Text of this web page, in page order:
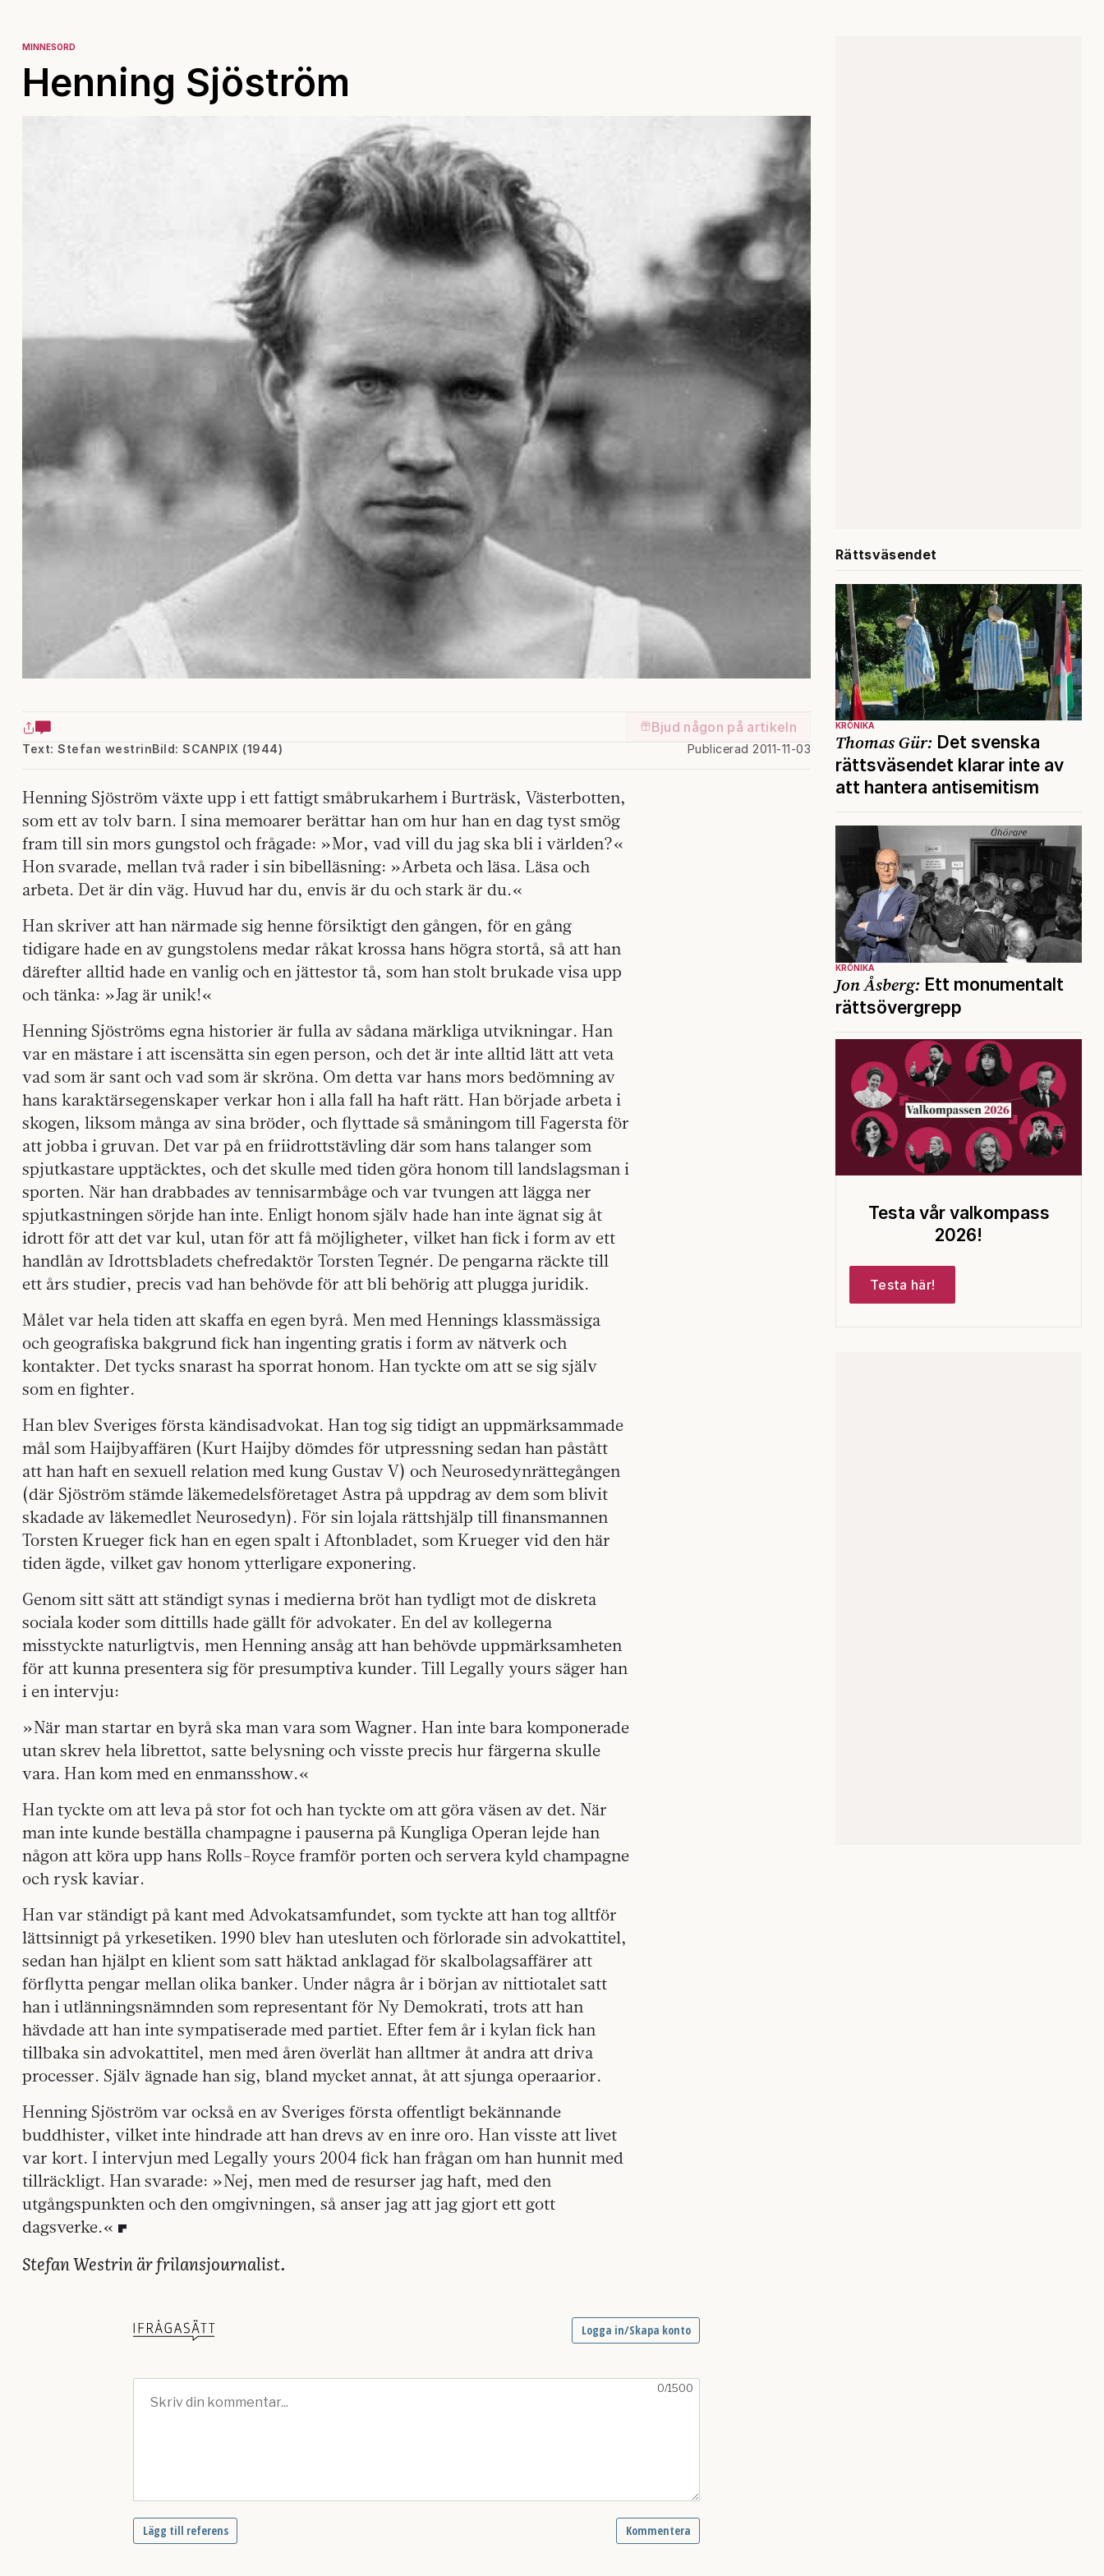
MINNESORD
Henning Sjöström
Bjud någon på artikeln
Text: Stefan westrin Publicerad 2011-11-03
Bild: SCANPIX (1944)
Henning Sjöström växte upp i ett fattigt småbrukarhem i Burträsk, Västerbotten,
som ett av tolv barn. I sina memoarer berättar han om hur han en dag tyst smög
fram till sin mors gungstol och frågade: »Mor, vad vill du jag ska bli i världen?«
Hon svarade, mellan två rader i sin bibelläsning: »Arbeta och läsa. Läsa och
arbeta. Det är din väg. Huvud har du, envis är du och stark är du.«
Han skriver att han närmade sig henne försiktigt den gången, för en gång
tidigare hade en av gungstolens medar råkat krossa hans högra stortå, så att han
därefter alltid hade en vanlig och en jättestor tå, som han stolt brukade visa upp
och tänka: »Jag är unik!«
Henning Sjöströms egna historier är fulla av sådana märkliga utvikningar. Han
var en mästare i att iscensätta sin egen person, och det är inte alltid lätt att veta
vad som är sant och vad som är skröna. Om detta var hans mors bedömning av
hans karaktärsegenskaper verkar hon i alla fall ha haft rätt. Han började arbeta i
skogen, liksom många av sina bröder, och flyttade så småningom till Fagersta för
att jobba i gruvan. Det var på en friidrottstävling där som hans talanger som
spjutkastare upptäcktes, och det skulle med tiden göra honom till landslagsman i
sporten. När han drabbades av tennisarmbåge och var tvungen att lägga ner
spjutkastningen sörjde han inte. Enligt honom själv hade han inte ägnat sig åt
idrott för att det var kul, utan för att få möjligheter, vilket han fick i form av ett
handlån av Idrottsbladets chefredaktör Torsten Tegnér. De pengarna räckte till
ett års studier, precis vad han behövde för att bli behörig att plugga juridik.
Målet var hela tiden att skaffa en egen byrå. Men med Hennings klassmässiga
och geografiska bakgrund fick han ingenting gratis i form av nätverk och
kontakter. Det tycks snarast ha sporrat honom. Han tyckte om att se sig själv
som en fighter.
Han blev Sveriges första kändisadvokat. Han tog sig tidigt an uppmärksammade
mål som Haijbyaffären (Kurt Haijby dömdes för utpressning sedan han påstått
att han haft en sexuell relation med kung Gustav V) och Neurosedynrättegången
(där Sjöström stämde läkemedelsföretaget Astra på uppdrag av dem som blivit
skadade av läkemedlet Neurosedyn). För sin lojala rättshjälp till finansmannen
Torsten Krueger fick han en egen spalt i Aftonbladet, som Krueger vid den här
tiden ägde, vilket gav honom ytterligare exponering.
Genom sitt sätt att ständigt synas i medierna bröt han tydligt mot de diskreta
sociala koder som dittills hade gällt för advokater. En del av kollegerna
misstyckte naturligtvis, men Henning ansåg att han behövde uppmärksamheten
för att kunna presentera sig för presumptiva kunder. Till Legally yours säger han
i en intervju:
»När man startar en byrå ska man vara som Wagner. Han inte bara komponerade
utan skrev hela librettot, satte belysning och visste precis hur färgerna skulle
vara. Han kom med en enmansshow.«
Han tyckte om att leva på stor fot och han tyckte om att göra väsen av det. När
man inte kunde beställa champagne i pauserna på Kungliga Operan lejde han
någon att köra upp hans Rolls-Royce framför porten och servera kyld champagne
och rysk kaviar.
Han var ständigt på kant med Advokatsamfundet, som tyckte att han tog alltför
lättsinnigt på yrkesetiken. 1990 blev han utesluten och förlorade sin advokattitel,
sedan han hjälpt en klient som satt häktad anklagad för skalbolagsaffärer att
förflytta pengar mellan olika banker. Under några år i början av nittiotalet satt
han i utlänningsnämnden som representant för Ny Demokrati, trots att han
hävdade att han inte sympatiserade med partiet. Efter fem år i kylan fick han
tillbaka sin advokattitel, men med åren överlät han alltmer åt andra att driva
processer. Själv ägnade han sig, bland mycket annat, åt att sjunga operaarior.
Henning Sjöström var också en av Sveriges första offentligt bekännande
buddhister, vilket inte hindrade att han drevs av en inre oro. Han visste att livet
var kort. I intervjun med Legally yours 2004 fick han frågan om han hunnit med
tillräckligt. Han svarade: »Nej, men med de resurser jag haft, med den
utgångspunkten och den omgivningen, så anser jag att jag gjort ett gott
dagsverke.«
Stefan Westrin är frilansjournalist.
Rättsväsendet
KRÖNIKA
Thomas Gür: Det svenska
rättsväsendet klarar inte av
att hantera antisemitism
KRÖNIKA
Jon Åsberg: Ett monumentalt
rättsövergrepp
Testa vår valkompass
2026!
Testa här!